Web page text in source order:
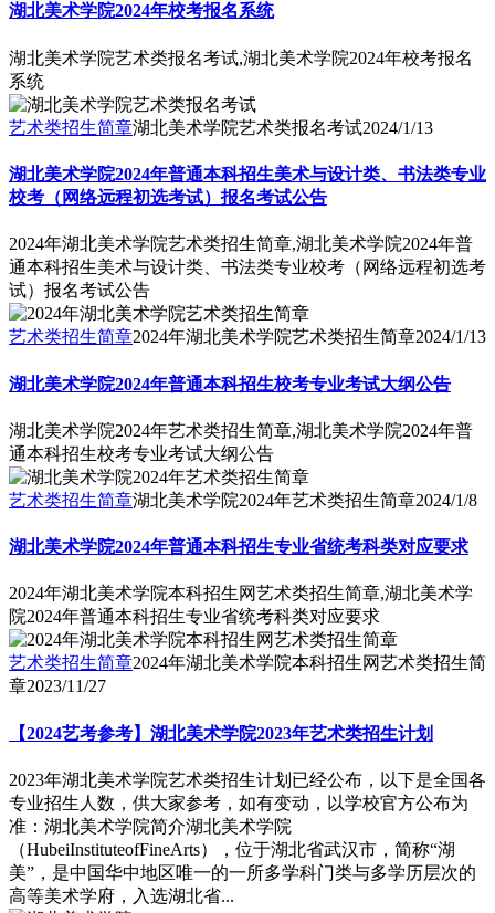
湖北美术学院2024年校考报名系统
湖北美术学院艺术类报名考试,湖北美术学院2024年校考报名
系统
艺术类招生简章湖北美术学院艺术类报名考试2024/1/13
湖北美术学院2024年普通本科招生美术与设计类、书法类专业
校考（网络远程初选考试）报名考试公告
2024年湖北美术学院艺术类招生简章,湖北美术学院2024年普
通本科招生美术与设计类、书法类专业校考（网络远程初选考
试）报名考试公告
艺术类招生简章2024年湖北美术学院艺术类招生简章2024/1/13
湖北美术学院2024年普通本科招生校考专业考试大纲公告
湖北美术学院2024年艺术类招生简章,湖北美术学院2024年普
通本科招生校考专业考试大纲公告
艺术类招生简章湖北美术学院2024年艺术类招生简章2024/1/8
湖北美术学院2024年普通本科招生专业省统考科类对应要求
2024年湖北美术学院本科招生网艺术类招生简章,湖北美术学
院2024年普通本科招生专业省统考科类对应要求
艺术类招生简章2024年湖北美术学院本科招生网艺术类招生简
章2023/11/27
【2024艺考参考】湖北美术学院2023年艺术类招生计划
2023年湖北美术学院艺术类招生计划已经公布，以下是全国各
专业招生人数，供大家参考，如有变动，以学校官方公布为
准：湖北美术学院简介湖北美术学院
（HubeiInstituteofFineArts），位于湖北省武汉市，简称“湖
美”，是中国华中地区唯一的一所多学科门类与多学历层次的
高等美术学府，入选湖北省...